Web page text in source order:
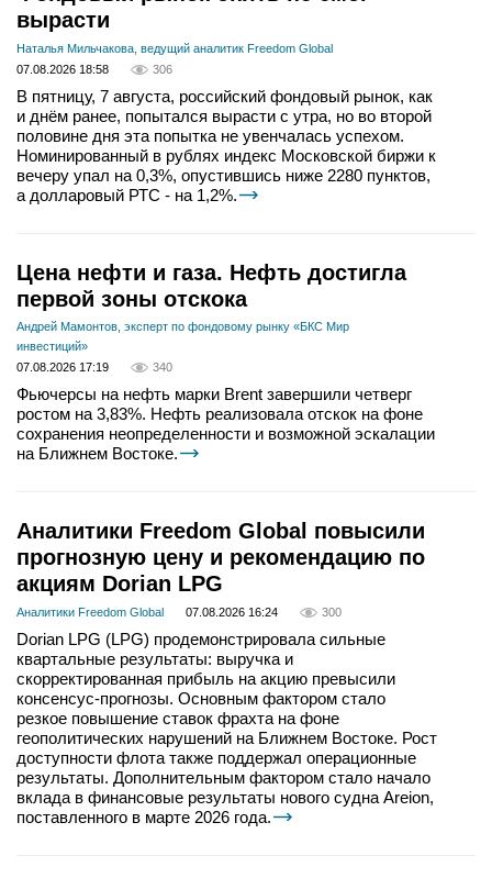
вырасти
Наталья Мильчакова, ведущий аналитик Freedom Global
07.08.2026 18:58
306
В пятницу, 7 августа, российский фондовый рынок, как
и днём ранее, попытался вырасти с утра, но во второй
половине дня эта попытка не увенчалась успехом.
Номинированный в рублях индекс Московской биржи к
вечеру упал на 0,3%, опустившись ниже 2280 пунктов,
а долларовый РТС - на 1,2%.
Цена нефти и газа. Нефть достигла
первой зоны отскока
Андрей Мамонтов, эксперт по фондовому рынку «БКС Мир
инвестиций»
07.08.2026 17:19
340
Фьючерсы на нефть марки Brent завершили четверг
ростом на 3,83%. Нефть реализовала отскок на фоне
сохранения неопределенности и возможной эскалации
на Ближнем Востоке.
Аналитики Freedom Global повысили
прогнозную цену и рекомендацию по
акциям Dorian LPG
Аналитики Freedom Global 07.08.2026 16:24 300
Dorian LPG (LPG) продемонстрировала сильные
квартальные результаты: выручка и
скорректированная прибыль на акцию превысили
консенсус-прогнозы. Основным фактором стало
резкое повышение ставок фрахта на фоне
геополитических нарушений на Ближнем Востоке. Рост
доступности флота также поддержал операционные
результаты. Дополнительным фактором стало начало
вклада в финансовые результаты нового судна Areion,
поставленного в марте 2026 года.